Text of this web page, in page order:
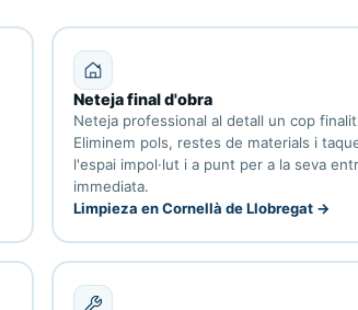
Neteja final d'obra
Neteja professional al detall un cop
Eliminem pols, restes de materials i
l'espai impol·lut i a punt per a la seva
immediata.
Limpieza en Cornellà de Llobregat →